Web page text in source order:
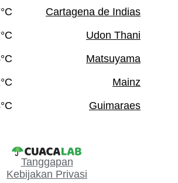
Cartagena de Indias
Udon Thani
Matsuyama
Mainz
Guimaraes
Tanggapan
Kebijakan Privasi